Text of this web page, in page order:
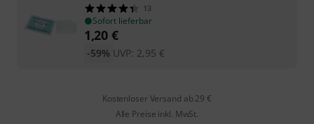
13
Sofort lieferbar
1,20 €
UVP: 2,95 €
-59%
Kostenloser Versand ab 29 €
Alle Preise inkl. MwSt.